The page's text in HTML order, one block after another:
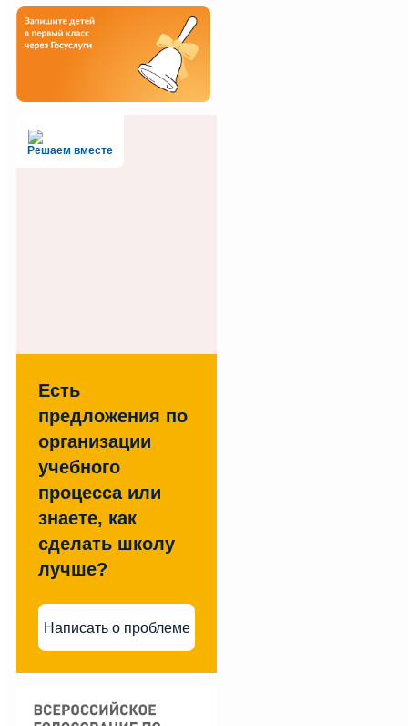
Решаем вместе
Есть
предложения по
организации
учебного
процесса или
знаете, как
сделать школу
лучше?
Написать о проблеме